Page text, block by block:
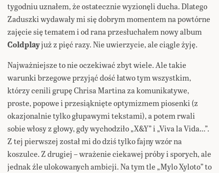
tygodniu uznałem, że ostatecznie wyzionęli ducha. Dlatego
Zaduszki wydawały mi się dobrym momentem na powtórne
zajęcie się tematem i od rana przesłuchałem nowy album
Coldplayjuż z pięć razy. Nie uwierzycie, ale ciągle żyję.
Najważniejsze to nie oczekiwać zbyt wiele. Ale takie
warunki brzegowe przyjąć dość łatwo tym wszystkim,
którzy cenili grupę Chrisa Martina za komunikatywe,
proste, popowe i przesiąknięte optymizmem piosenki (z
okazjonalnie tylko głupawymi tekstami), a potem rwali
sobie włosy z głowy, gdy wychodziło „X&Y” i „Viva la Vida…”.
Z tej pierwszej został mi do dziś tylko fajny wzór na
koszulce. Z drugiej – wrażenie ciekawej próby i sporych, ale
jednak źle ulokowanych ambicji. Na tym tle „Mylo Xyloto” to